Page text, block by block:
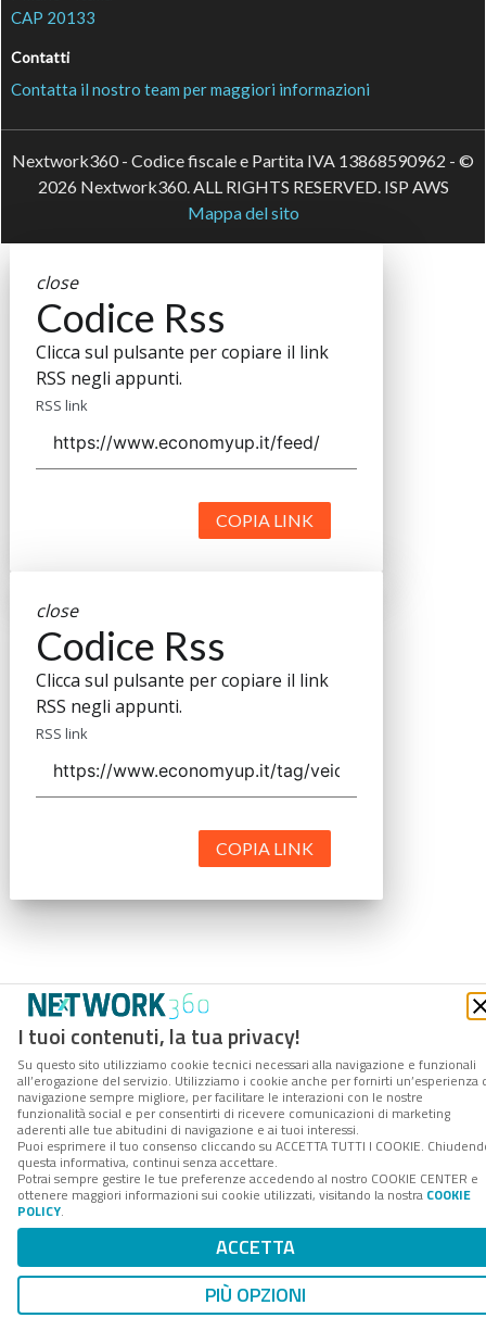
I tuoi contenuti, la tua privacy!
Su questo sito utilizziamo cookie tecnici necessari alla navigazione e funzionali
all’erogazione del servizio. Utilizziamo i cookie anche per fornirti un’esperienza
navigazione sempre migliore, per facilitare le interazioni con le nostre
funzionalità social e per consentirti di ricevere comunicazioni di marketing
aderenti alle tue abitudini di navigazione e ai tuoi interessi.
Puoi esprimere il tuo consenso cliccando su ACCETTA TUTTI I COOKIE.
questa informativa, continui senza accettare.
Potrai sempre gestire le tue preferenze accedendo al nostro COOKIE CENTER e
ottenere maggiori informazioni sui cookie utilizzati, visitando la nostra COOKIE
POLICY.
ACCETTA
PIÙ OPZIONI
CAP 20133
Contatti
Contatta il nostro team per maggiori informazioni
Nextwork360 - Codice fiscale e Partita IVA 13868590962 - ©
2026 Nextwork360. ALL RIGHTS RESERVED. ISP AWS
Mappa del sito
close
Codice Rss
Clicca sul pulsante per copiare il link
RSS negli appunti.
RSS link
COPIA LINK
close
Codice Rss
Clicca sul pulsante per copiare il link
RSS negli appunti.
RSS link
COPIA LINK